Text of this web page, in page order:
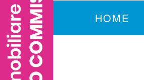
HOME